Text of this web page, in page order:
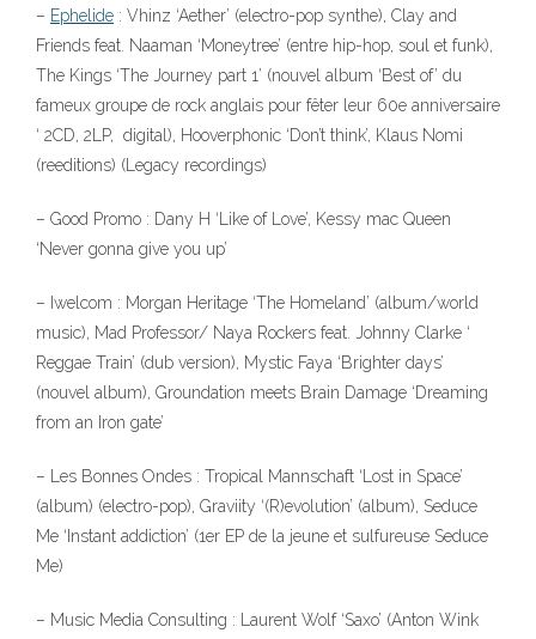
– Ephelide : Vhinz ‘Aether’ (electro-pop synthe), Clay and
Friends feat. Naaman ‘Moneytree’ (entre hip-hop, soul et funk),
The Kings ‘The Journey part 1’ (nouvel album ‘Best of’ du
fameux groupe de rock anglais pour fêter leur 60e anniversaire
‘ 2CD, 2LP, digital), Hooverphonic ‘Don’t think’, Klaus Nomi
(reeditions) (Legacy recordings)
– Good Promo : Dany H ‘Like of Love’, Kessy mac Queen
‘Never gonna give you up’
– Iwelcom : Morgan Heritage ‘The Homeland’ (album/world
music), Mad Professor/ Naya Rockers feat. Johnny Clarke ‘
Reggae Train’ (dub version), Mystic Faya ‘Brighter days’
(nouvel album), Groundation meets Brain Damage ‘Dreaming
from an Iron gate’
– Les Bonnes Ondes : Tropical Mannschaft ‘Lost in Space’
(album) (electro-pop), Graviity ‘(R)evolution’ (album), Seduce
Me ‘Instant addiction’ (1er EP de la jeune et sulfureuse Seduce
Me)
– Music Media Consulting : Laurent Wolf ‘Saxo’ (Anton Wink